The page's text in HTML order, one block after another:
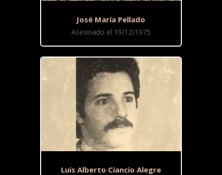
José María Pellado
Asesinado el 19/12/1975
Luis Alberto Ciancio Alegre